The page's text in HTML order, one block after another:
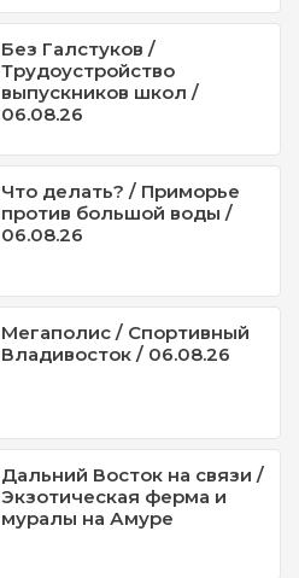
Без Галстуков /
Трудоустройство
выпускников школ /
06.08.26
Что делать? / Приморье
против большой воды /
06.08.26
Мегаполис / Спортивный
Владивосток / 06.08.26
Дальний Восток на связи /
Экзотическая ферма и
муралы на Амуре